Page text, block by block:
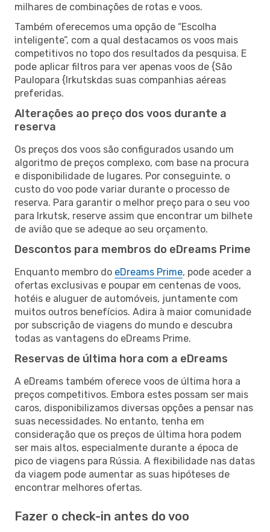
milhares de combinações de rotas e voos.
Também oferecemos uma opção de “Escolha
inteligente”, com a qual destacamos os voos mais
competitivos no topo dos resultados da pesquisa. E
pode aplicar filtros para ver apenas voos de {São
Paulopara {Irkutskdas suas companhias aéreas
preferidas.
Alterações ao preço dos voos durante a
reserva
Os preços dos voos são configurados usando um
algoritmo de preços complexo, com base na procura
e disponibilidade de lugares. Por conseguinte, o
custo do voo pode variar durante o processo de
reserva. Para garantir o melhor preço para o seu voo
para Irkutsk, reserve assim que encontrar um bilhete
de avião que se adeque ao seu orçamento.
Descontos para membros do eDreams Prime
Enquanto membro do eDreams Prime, pode aceder a
ofertas exclusivas e poupar em centenas de voos,
hotéis e aluguer de automóveis, juntamente com
muitos outros benefícios. Adira à maior comunidade
por subscrição de viagens do mundo e descubra
todas as vantagens do eDreams Prime.
Reservas de última hora com a eDreams
A eDreams também oferece voos de última hora a
preços competitivos. Embora estes possam ser mais
caros, disponibilizamos diversas opções a pensar nas
suas necessidades. No entanto, tenha em
consideração que os preços de última hora podem
ser mais altos, especialmente durante a época de
pico de viagens para Rússia. A flexibilidade nas datas
da viagem pode aumentar as suas hipóteses de
encontrar melhores ofertas.
Fazer o check-in antes do voo